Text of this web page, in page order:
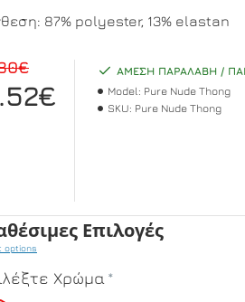
87% polyester, 13% elastan
ΆΜΕΣΗ ΠΑΡΑΛΑΒΉ /
Model: Pure Nude Thong
SKU: Pure Nude Thong
Επιλογές
options
Χρώμα